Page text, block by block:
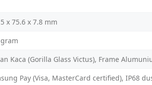
x 75.6 x 7.8 mm
Kaca (Gorilla Glass Victus), Frame
Pay (Visa, MasterCard certified), IP68